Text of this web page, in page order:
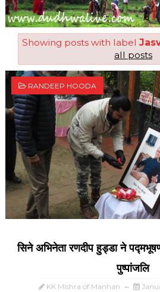
Showing posts with label
all posts
RANDEEP HOODA
सिने अभिनेता रणदीप हुड्डा ने
पुष्पांजलि
KK Mishra of Manhan